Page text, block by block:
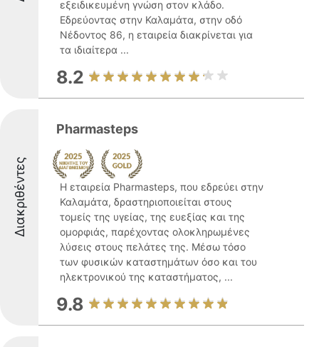
εξειδικευμένη γνώση στον κλάδο.
Εδρεύοντας στην Καλαμάτα, στην οδό
Νέδοντος 86, η εταιρεία διακρίνεται για
τα ιδιαίτερα ...
8.2
Διακριθέντες
Pharmasteps
Η εταιρεία Pharmasteps, που εδρεύει στην
Καλαμάτα, δραστηριοποιείται στους
τομείς της υγείας, της ευεξίας και της
ομορφιάς, παρέχοντας ολοκληρωμένες
λύσεις στους πελάτες της. Μέσω τόσο
των φυσικών καταστημάτων όσο και του
ηλεκτρονικού της καταστήματος, ...
9.8